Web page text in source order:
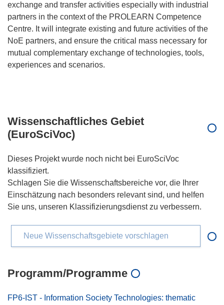
exchange and transfer activities especially with industrial
partners in the context of the PROLEARN Competence
Centre. It will integrate existing and future activities of the
NoE partners, and ensure the critical mass necessary for
mutual complementary exchange of technologies, tools,
experiences and scenarios.
Wissenschaftliches Gebiet
(EuroSciVoc)
Dieses Projekt wurde noch nicht bei EuroSciVoc
klassifiziert.
Schlagen Sie die Wissenschaftsbereiche vor, die Ihrer
Einschätzung nach besonders relevant sind, und helfen
Sie uns, unseren Klassifizierungsdienst zu verbessern.
Neue Wissenschaftsgebiete vorschlagen
Programm/Programme
FP6-IST - Information Society Technologies: thematic